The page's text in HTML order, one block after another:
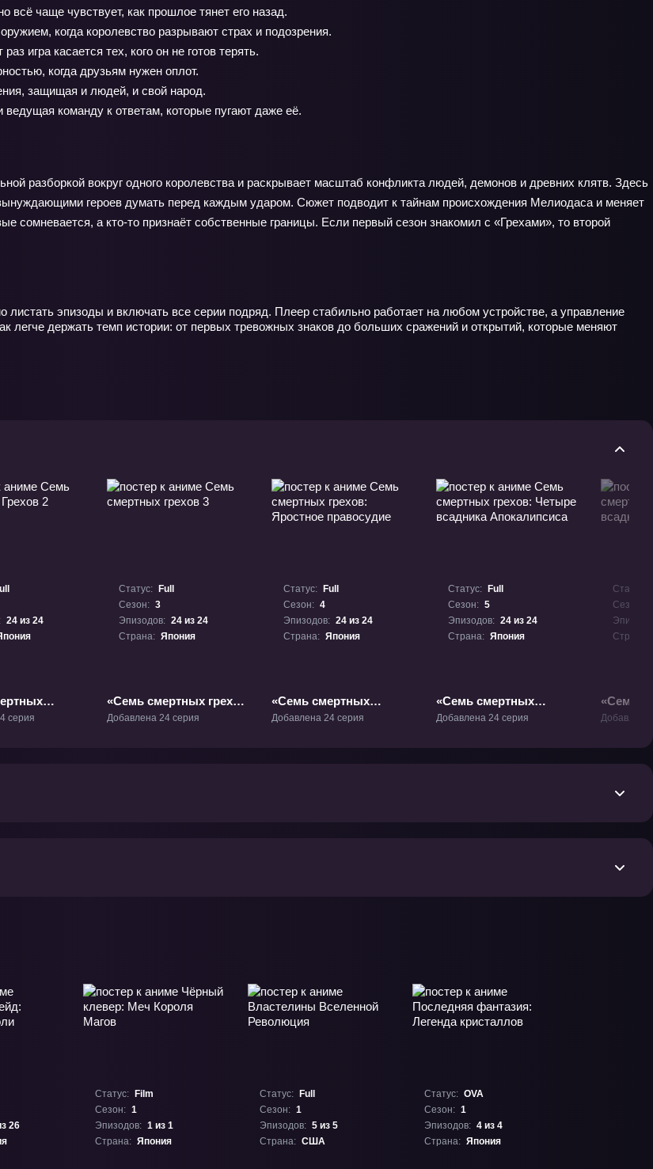
чаще чувствует, как прошлое тянет его назад.
когда королевство разрывают страх и подозрения.
игра касается тех, кого он не готов терять.
когда друзьям нужен оплот.
защищая и людей, и свой народ.
команду к ответам, которые пугают даже её.
разборкой вокруг одного королевства и раскрывает масштаб конфликта людей, демонов и древних клятв. Здесь
героев думать перед каждым ударом. Сюжет подводит к тайнам происхождения Мелиодаса и меняет
сомневается, а кто-то признаёт собственные границы. Если первый сезон знакомил с «Грехами», то второй
листать эпизоды и включать все серии подряд. Плеер стабильно работает на любом устройстве, а управление
легче держать темп истории: от первых тревожных знаков до больших сражений и открытий, которые меняют
24 из 24
ТВ-2
серия
Статус:
Full
Сезон: 3
Эпизодов: 24 из 24
Страна: Япония
«Семь смертных грехов
3» ТВ-3
Добавлена 24 серия
Статус:
Full
Сезон: 4
Эпизодов: 24 из 24
Страна: Япония
«Семь смертных
грехов: Яростное
Добавлена 24 серия
Статус:
Full
Сезон: 5
Эпизодов: 24 из 24
Страна: Япония
«Семь смертных
грехов: Четыре
Добавлена 24 серия
Статус:
Сезон:
Страна:
«Семь
грехов:
Добавлена
26
Статус:
Film
Сезон: 1
Эпизодов: 1 из 1
Страна: Япония
Статус:
Full
Сезон: 1
Эпизодов: 5 из 5
Страна: США
Статус: OVA
Сезон: 1
Эпизодов: 4 из 4
Страна: Япония